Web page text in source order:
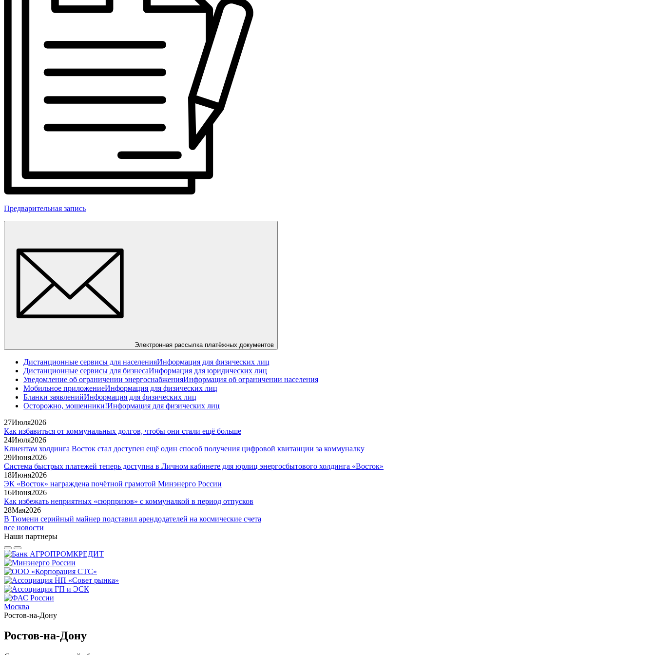
Предварительная запись
Электронная рассылка платёжных документов
Дистанционные сервисы для населенияИнформация для физических лиц
Дистанционные сервисы для бизнесаИнформация для юридических лиц
Уведомление об ограничении энергоснабженияИнформация об ограничении населения
Мобильное приложениеИнформация для физических лиц
Бланки заявленийИнформация для физических лиц
Осторожно, мошенники!Информация для физических лиц
27Июля2026
Как избавиться от коммунальных долгов, чтобы они стали ещё больше
24Июля2026
Клиентам холдинга Восток стал доступен ещё один способ получения цифровой квитанции за коммуналку
29Июня2026
Система быстрых платежей теперь доступна в Личном кабинете для юрлиц энергосбытового холдинга «Восток»
18Июня2026
ЭК «Восток» награждена почётной грамотой Минэнерго России
16Июня2026
Как избежать неприятных «сюрпризов» с коммуналкой в период отпусков
28Мая2026
В Тюмени серийный майнер подставил арендодателей на космические счета
все новости
Наши партнеры
Москва
Ростов-на-Дону
Ростов-на-Дону